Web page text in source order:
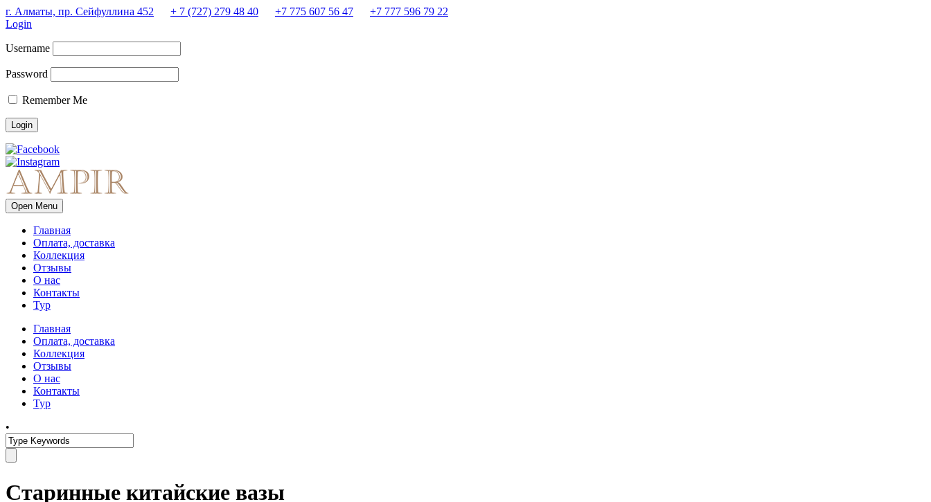
г. Алматы, пр. Сейфуллина 452 + 7 (727) 279 48 40 +7 775 607 56 47
+7 777 596 79 22
Login
Username
Password
Remember Me
Open Menu
Главная
Оплата, доставка
Коллекция
Отзывы
О нас
Контакты
Тур
Главная
Оплата, доставка
Коллекция
Отзывы
О нас
Контакты
Тур
•
Старинные китайские вазы